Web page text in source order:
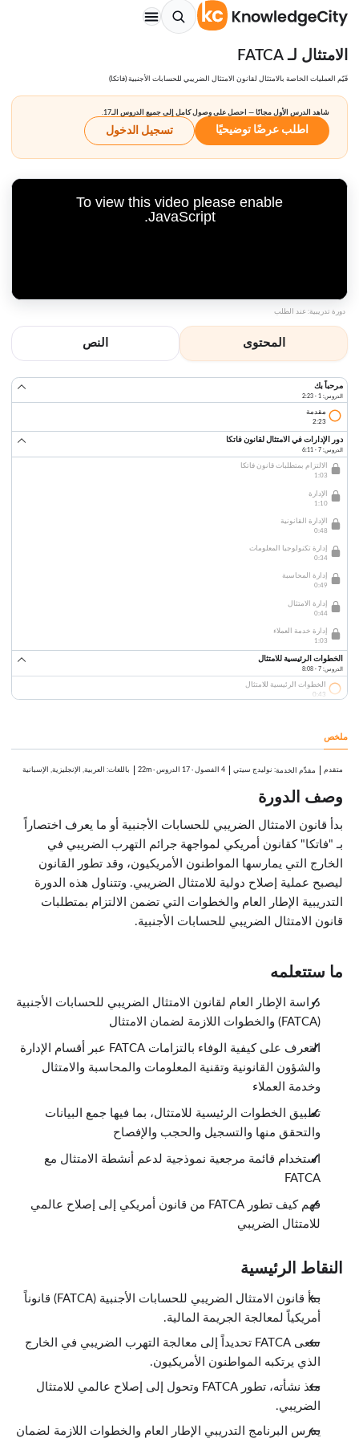
الامتثال لـ FATCA
قَيّم العمليات الخاصة بالامتثال لقانون الامتثال الضريبي للحسابات الأجنبية (فاتكا)
شاهد الدرس الأول مجانًا — احصل على وصول كامل إلى جميع الدروس الـ17.
اطلب عرضًا توضيحيًا تسجيل الدخول
To view this video please enable
JavaScript.
دورة تدريبية: عند الطلب
المحتوى النص
مرحباً بك
الدروس: 1 · 2:23
مقدمة
2:23
دور الإدارات في الامتثال لقانون فاتكا
الدروس: 7 · 6:11
الالتزام بمتطلبات قانون فاتكا
1:03
الإدارة
1:10
الإدارة القانونية
0:48
إدارة تكنولوجيا المعلومات
0:34
إدارة المحاسبة
0:49
إدارة الامتثال
0:44
إدارة خدمة العملاء
1:03
الخطوات الرئيسية للامتثال
الدروس: 7 · 8:08
الخطوات الرئيسية للامتثال
0:43
التحقق
2:06
التسجيل
0:53
الاقتطاع
0:32
الإبلاغ
نموذج لقائمة مطابقة
2:01
أسئلة متكررة وأجوبتها
الدروس: 2 · 5:29
أسئلة متكررة وأجوبتها
ملخص
متقدم مقدِّم الخدمة: نوليدج سيتي 4 الفصول · 17 الدروس ·
22m باللغات: العربية, الإنجليزية, الإسبانية
وصف الدورة
بدأ قانون الامتثال الضريبي للحسابات الأجنبية أو ما يعرف اختصاراً
بـ "فاتكا" كقانون أمريكي لمواجهة جرائم التهرب الضريبي في
الخارج التي يمارسها المواطنون الأمريكيون، وقد تطور القانون
ليصبح عملية إصلاح دولية للامتثال الضريبي. وتتناول هذه الدورة
التدريبية الإطار العام والخطوات التي تضمن الالتزام بمتطلبات
قانون الامتثال الضريبي للحسابات الأجنبية.
ما ستتعلمه
دراسة الإطار العام لقانون الامتثال الضريبي للحسابات الأجنبية
(FATCA) والخطوات اللازمة لضمان الامتثال
التعرف على كيفية الوفاء بالتزامات FATCA عبر أقسام الإدارة
والشؤون القانونية وتقنية المعلومات والمحاسبة والامتثال
وخدمة العملاء
تطبيق الخطوات الرئيسية للامتثال، بما فيها جمع البيانات
والتحقق منها والتسجيل والحجب والإفصاح
استخدام قائمة مرجعية نموذجية لدعم أنشطة الامتثال مع
FATCA
فهم كيف تطور FATCA من قانون أمريكي إلى إصلاح عالمي
للامتثال الضريبي
النقاط الرئيسية
بدأ قانون الامتثال الضريبي للحسابات الأجنبية (FATCA) قانوناً
أمريكياً لمعالجة الجريمة المالية.
سعى FATCA تحديداً إلى معالجة التهرب الضريبي في الخارج
الذي يرتكبه المواطنون الأمريكيون.
منذ نشأته، تطور FATCA وتحول إلى إصلاح عالمي للامتثال
الضريبي.
يدرس البرنامج التدريبي الإطار العام والخطوات اللازمة لضمان